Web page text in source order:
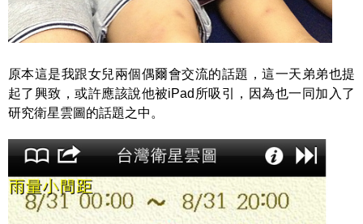
原本這是我跟女兒兩個偶爾會交流的話題，這一天弟弟也提
起了興致，或許應該說他被iPad所吸引，因為也一同加入了
研究衛星雲圖的話題之中。